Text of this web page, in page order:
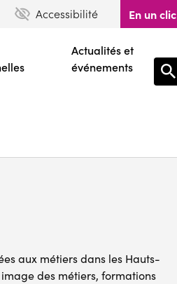
Accessibilité En un clic
Actualités et
événements
aux métiers dans les Hauts-
des métiers, formations